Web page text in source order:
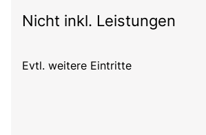
Nicht inkl. Leistungen
Evtl. weitere Eintritte